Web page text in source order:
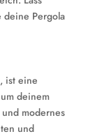
deine Pergola
ist eine
deinem
modernes
und